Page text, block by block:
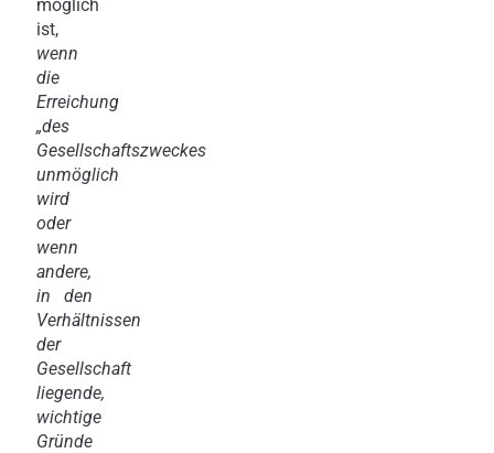
möglich
ist,
wenn
die
Erreichung
„des
Gesellschaftszweckes
unmöglich
wird
oder
wenn
andere,
in den
Verhältnissen
der
Gesellschaft
liegende,
wichtige
Gründe